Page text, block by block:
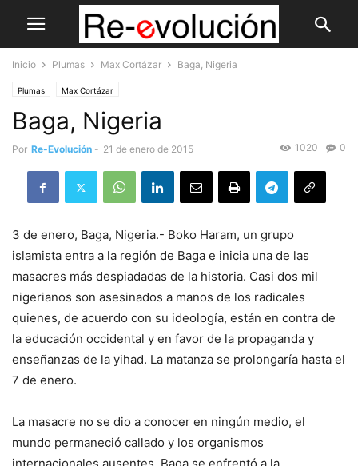
Inicio Plumas Max Cortázar Baga, Nigeria
Plumas Max Cortázar
Baga, Nigeria
Por Re-Evolución - 21 de enero de 2015 0
1020
3 de enero, Baga, Nigeria.- Boko Haram, un grupo
islamista entra a la región de Baga e inicia una de las
masacres más despiadadas de la historia. Casi dos mil
nigerianos son asesinados a manos de los radicales
quienes, de acuerdo con su ideología, están en contra de
la educación occidental y en favor de la propaganda y
enseñanzas de la yihad. La matanza se prolongaría hasta el
7 de enero.
La masacre no se dio a conocer en ningún medio, el
mundo permaneció callado y los organismos